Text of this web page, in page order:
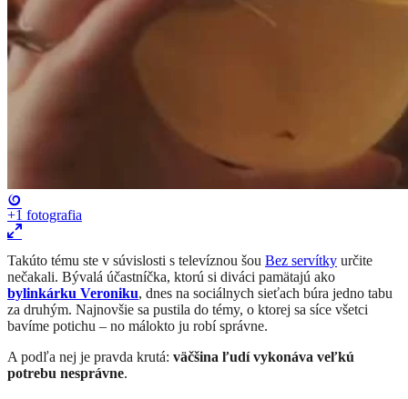
+1 fotografia
Takúto tému ste v súvislosti s televíznou šou Bez servítky určite
nečakali. Bývalá účastníčka, ktorú si diváci pamätajú ako
bylinkárku Veroniku, dnes na sociálnych sieťach búra jedno tabu
za druhým. Najnovšie sa pustila do témy, o ktorej sa síce všetci
bavíme potichu – no málokto ju robí správne.
A podľa nej je pravda krutá: väčšina ľudí vykonáva veľkú
potrebu nesprávne.